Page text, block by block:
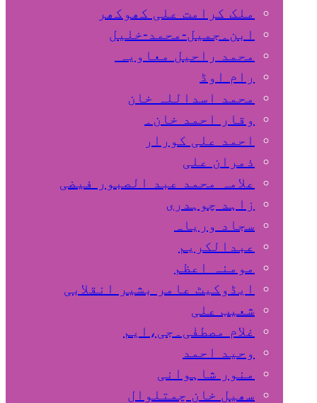
ملک کرامت علی کھوکھر
ابن۔جمیل-محمد-خلیل
محمد راحیل معاویہ
رام اوڈ
محمد اسداللہ خان
وقار احمد خان۔
احمد علی کورار
ذمران علی
علامہ محمد عبد الصبور فیضی
زاہد چوہدری
سجاد وریاہ
عبدالکریم
مومنہ اعظم
ایڈوکیٹ عامر بشیر انقلابی
شعیب علی
غلام مصطفٰی۔جی،ایم
وحید احمد
منور شاہوانی
سھیل خان چمتلوال